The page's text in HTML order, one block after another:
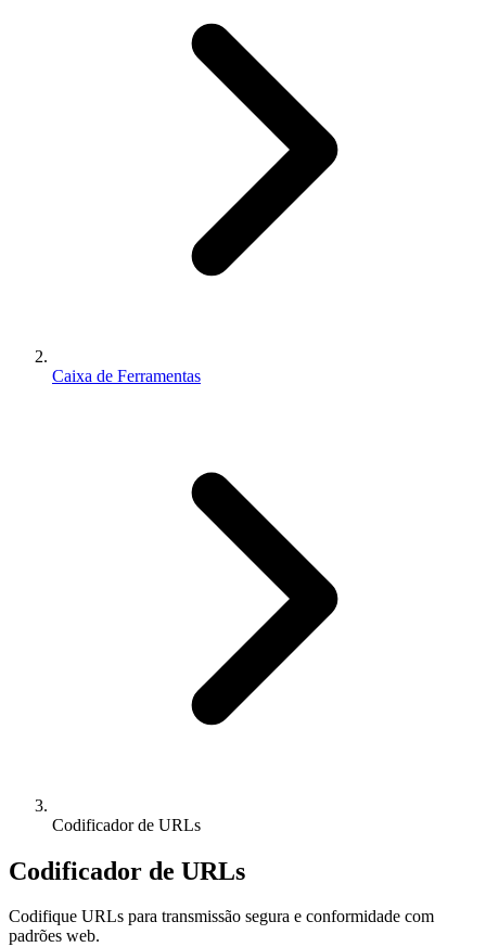
Caixa de Ferramentas
Codificador de URLs
Codificador de URLs
Codifique URLs para transmissão segura e conformidade com
padrões web.